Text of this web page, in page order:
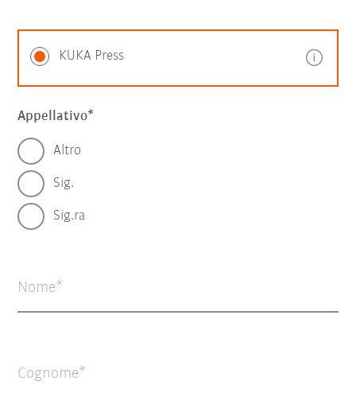
KUKA Press
Appellativo
Altro
Sig.
Sig.ra
Nome
Cognome